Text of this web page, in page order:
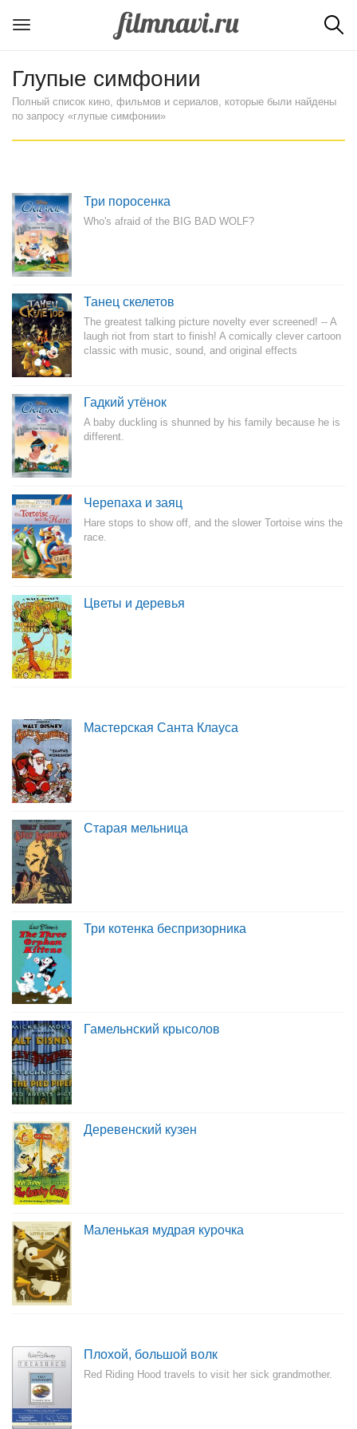
Глупые симфонии
Полный список кино, фильмов и сериалов, которые были найдены
по запросу «глупые симфонии»
Три поросенка
Who's afraid of the BIG BAD WOLF?
Танец скелетов
The greatest talking picture novelty ever screened! -- A
laugh riot from start to finish! A comically clever cartoon
classic with music, sound, and original effects
Гадкий утёнок
A baby duckling is shunned by his family because he is
different.
Черепаха и заяц
Hare stops to show off, and the slower Tortoise wins the
race.
Цветы и деревья
Мастерская Санта Клауса
Старая мельница
Три котенка беспризорника
Гамельнский крысолов
Деревенский кузен
Маленькая мудрая курочка
Плохой, большой волк
Red Riding Hood travels to visit her sick grandmother.